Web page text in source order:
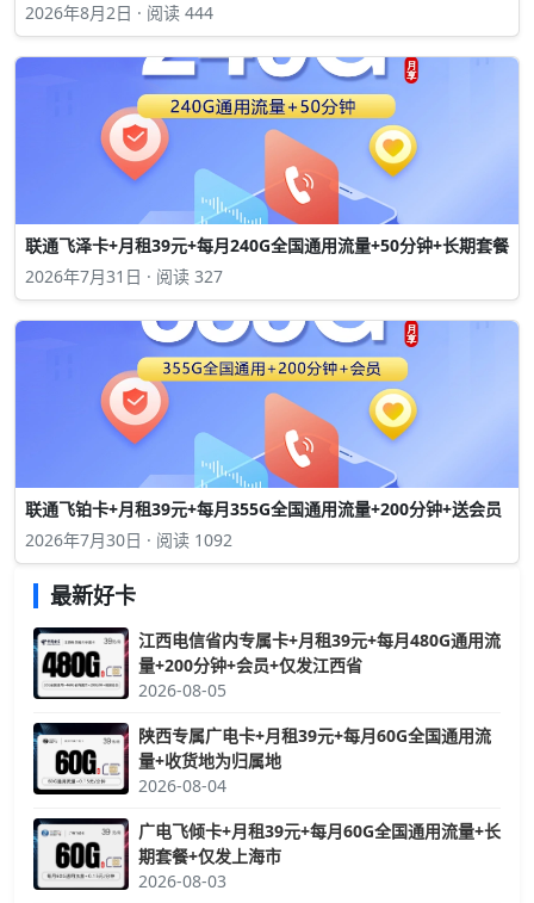
2026年8月2日 · 阅读 444
联通飞泽卡+月租39元+每月240G全国通用流量+50分钟+长期套餐
2026年7月31日 · 阅读 327
联通飞铂卡+月租39元+每月355G全国通用流量+200分钟+送会员
2026年7月30日 · 阅读 1092
最新好卡
江西电信省内专属卡+月租39元+每月480G通用流
量+200分钟+会员+仅发江西省
2026-08-05
陕西专属广电卡+月租39元+每月60G全国通用流
量+收货地为归属地
2026-08-04
广电飞倾卡+月租39元+每月60G全国通用流量+长
期套餐+仅发上海市
2026-08-03